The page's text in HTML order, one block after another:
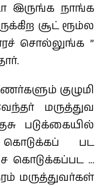
இருங்க நாங்க
சூட் ரூம்ல
சொல்லுங்க ”
குழுமி
மருத்துவ
படுக்கையில்
கொடுக்கப் பட
கொடுக்கப்பட …
மருத்துவர்கள்